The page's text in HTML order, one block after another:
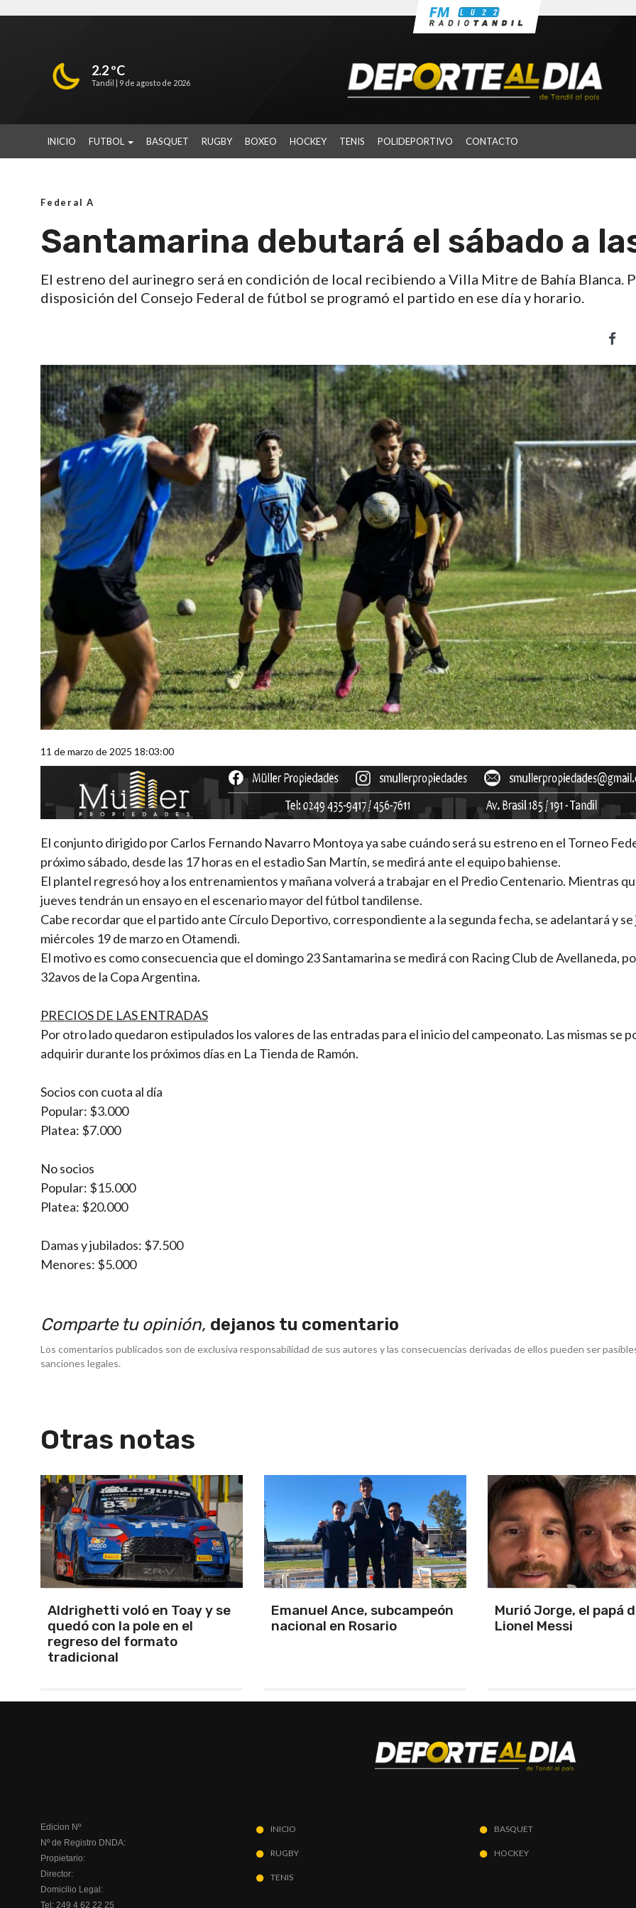
2.2 ºC
Tandil | 9 de agosto de 2026
INICIO FUTBOL BASQUET RUGBY BOXEO HOCKEY TENIS POLIDEPORTIVO CONTACTO
Federal A
Santamarina debutará el sábado a
El estreno del aurinegro será en condición de local recibiendo a Villa Mitre de Bahía Blanca.
disposición del Consejo Federal de fútbol se programó el partido en ese día y horario.
11 de marzo de 2025 18:03:00
El conjunto dirigido por Carlos Fernando Navarro Montoya ya sabe cuándo será su estreno en el Torneo
próximo sábado, desde las 17 horas en el estadio San Martín, se medirá ante el equipo bahiense.
El plantel regresó hoy a los entrenamientos y mañana volverá a trabajar en el Predio Centenario. Mientras
jueves tendrán un ensayo en el escenario mayor del fútbol tandilense.
Cabe recordar que el partido ante Círculo Deportivo, correspondiente a la segunda fecha, se adelantará y se
miércoles 19 de marzo en Otamendi.
El motivo es como consecuencia que el domingo 23 Santamarina se medirá con Racing Club de Avellaneda,
32avos de la Copa Argentina.
PRECIOS DE LAS ENTRADAS
Por otro lado quedaron estipulados los valores de las entradas para el inicio del campeonato. Las mismas se
adquirir durante los próximos días en La Tienda de Ramón.
Socios con cuota al día
Popular: $3.000
Platea: $7.000
No socios
Popular: $15.000
Platea: $20.000
Damas y jubilados: $7.500
Menores: $5.000
Comparte tu opinión, dejanos tu comentario
Los comentarios publicados son de exclusiva responsabilidad de sus autores y las consecuencias derivadas de ellos pueden ser
sanciones legales.
Otras notas
Emanuel Ance, subcampeón
nacional en Rosario
Murió Jorge, el papá de
Lionel Messi
Triunfo en un
Chile y primeros de
Edicion Nº
Nº de Registro DNDA:
Propietario:
Director:
Domicilio Legal:
Tel: 249 4 62 22 25
INICIO
RUGBY
TENIS
BASQUET
HOCKEY